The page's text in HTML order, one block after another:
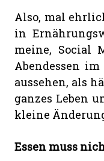
Also, mal
in
meine, Social
Abendessen
aussehen, als
ganzes Leben
kleine
Essen muss